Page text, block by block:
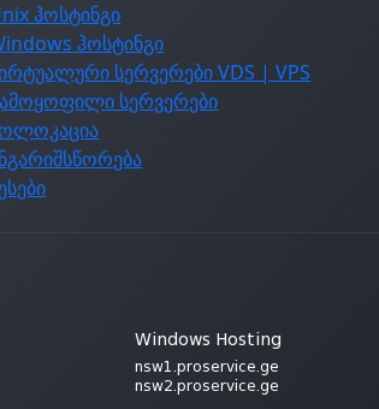
ჰოსტინგი
ჰოსტინგი
სერვერები VDS | VPS
სერვერები
Windows Hosting
nsw1.proservice.ge
nsw2.proservice.ge